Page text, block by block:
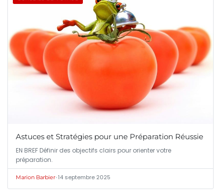
Astuces et Stratégies pour une Préparation Réussie
EN BREF Définir des objectifs clairs pour orienter votre
préparation.
Marion Barbier•14 septembre 2025